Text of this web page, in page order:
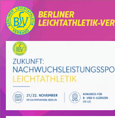
BERLINER
LEICHTATHLETIK-